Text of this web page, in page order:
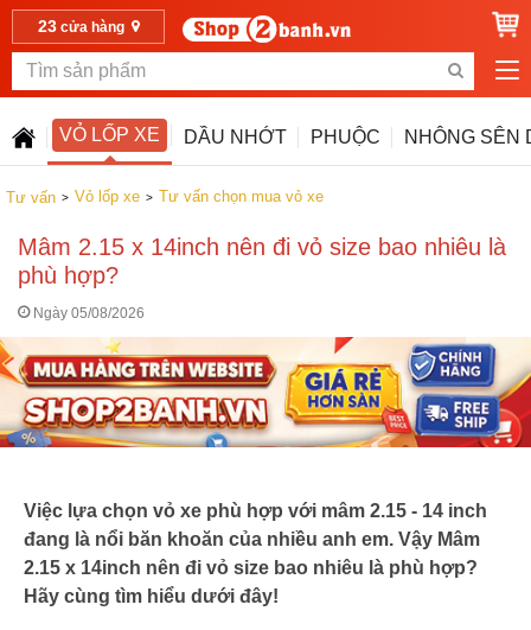
23cửa hàng
VỎ LỐP XE DẦU NHỚT PHUỘC NHÔNG SÊN
Tư vấn Vỏ lốp xe Tư vấn chọn mua vỏ xe
Mâm 2.15 x 14inch nên đi vỏ size bao nhiêu là
phù hợp?
Ngày 05/08/2026
Việc lựa chọn vỏ xe phù hợp với mâm 2.15 - 14 inch
đang là nổi băn khoăn của nhiều anh em. Vậy Mâm
2.15 x 14inch nên đi vỏ size bao nhiêu là phù hợp?
Hãy cùng tìm hiểu dưới đây!